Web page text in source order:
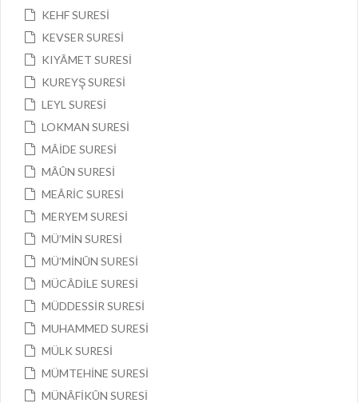
KEHF SURESİ
KEVSER SURESİ
KIYÂMET SURESİ
KUREYŞ SURESİ
LEYL SURESİ
LOKMAN SURESİ
MÂİDE SURESİ
MÂÛN SURESİ
MEÂRİC SURESİ
MERYEM SURESİ
MÜ’MİN SURESİ
MÜ’MİNÛN SURESİ
MÜCÂDİLE SURESİ
MÜDDESSİR SURESİ
MUHAMMED SURESİ
MÜLK SURESİ
MÜMTEHİNE SURESİ
MÜNÂFİKÛN SURESİ